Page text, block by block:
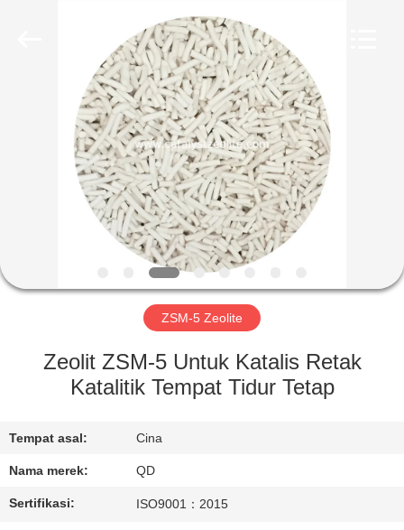
RUMAH
PRODUK
TENTANG
TUR
KONTROL
HUBUNGI
KAMI
ZSM-5 Zeolite
Zeolit ​​ZSM-5 Untuk Katalis Retak
Katalitik Tempat Tidur Tetap
Tempat asal: Cina
Nama merek: QD
Sertifikasi: ISO9001：2015